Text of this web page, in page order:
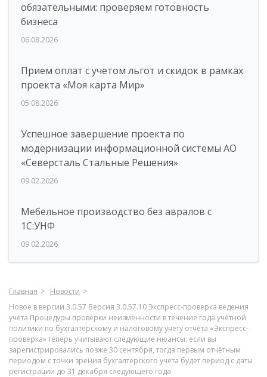
обязательными: проверяем готовность
бизнеса
06.08.2026
Прием оплат с учетом льгот и скидок в рамках
проекта «Моя карта Мир»
05.08.2026
Успешное завершение проекта по
модернизации информационной системы АО
«Северсталь Стальные Решения»
09.02.2026
Мебельное производство без авралов с
1С:УНФ
09.02.2026
Главная
Новости
Новое в версии 3.0.57 Версия 3.0.57.10 Экспресс-проверка ведения
учёта Процедуры проверки неизменности в течение года учётной
политики по бухгалтерскому и налоговому учёту отчёта «Экспресс-
проверка» теперь учитывают следующие нюансы: если вы
зарегистрировались позже 30 сентября, тогда первым отчётным
периодом с точки зрения бухгалтерского учёта будет период с даты
регистрации до 31 декабря следующего года